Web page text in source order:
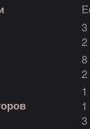
3
2
8
2
3